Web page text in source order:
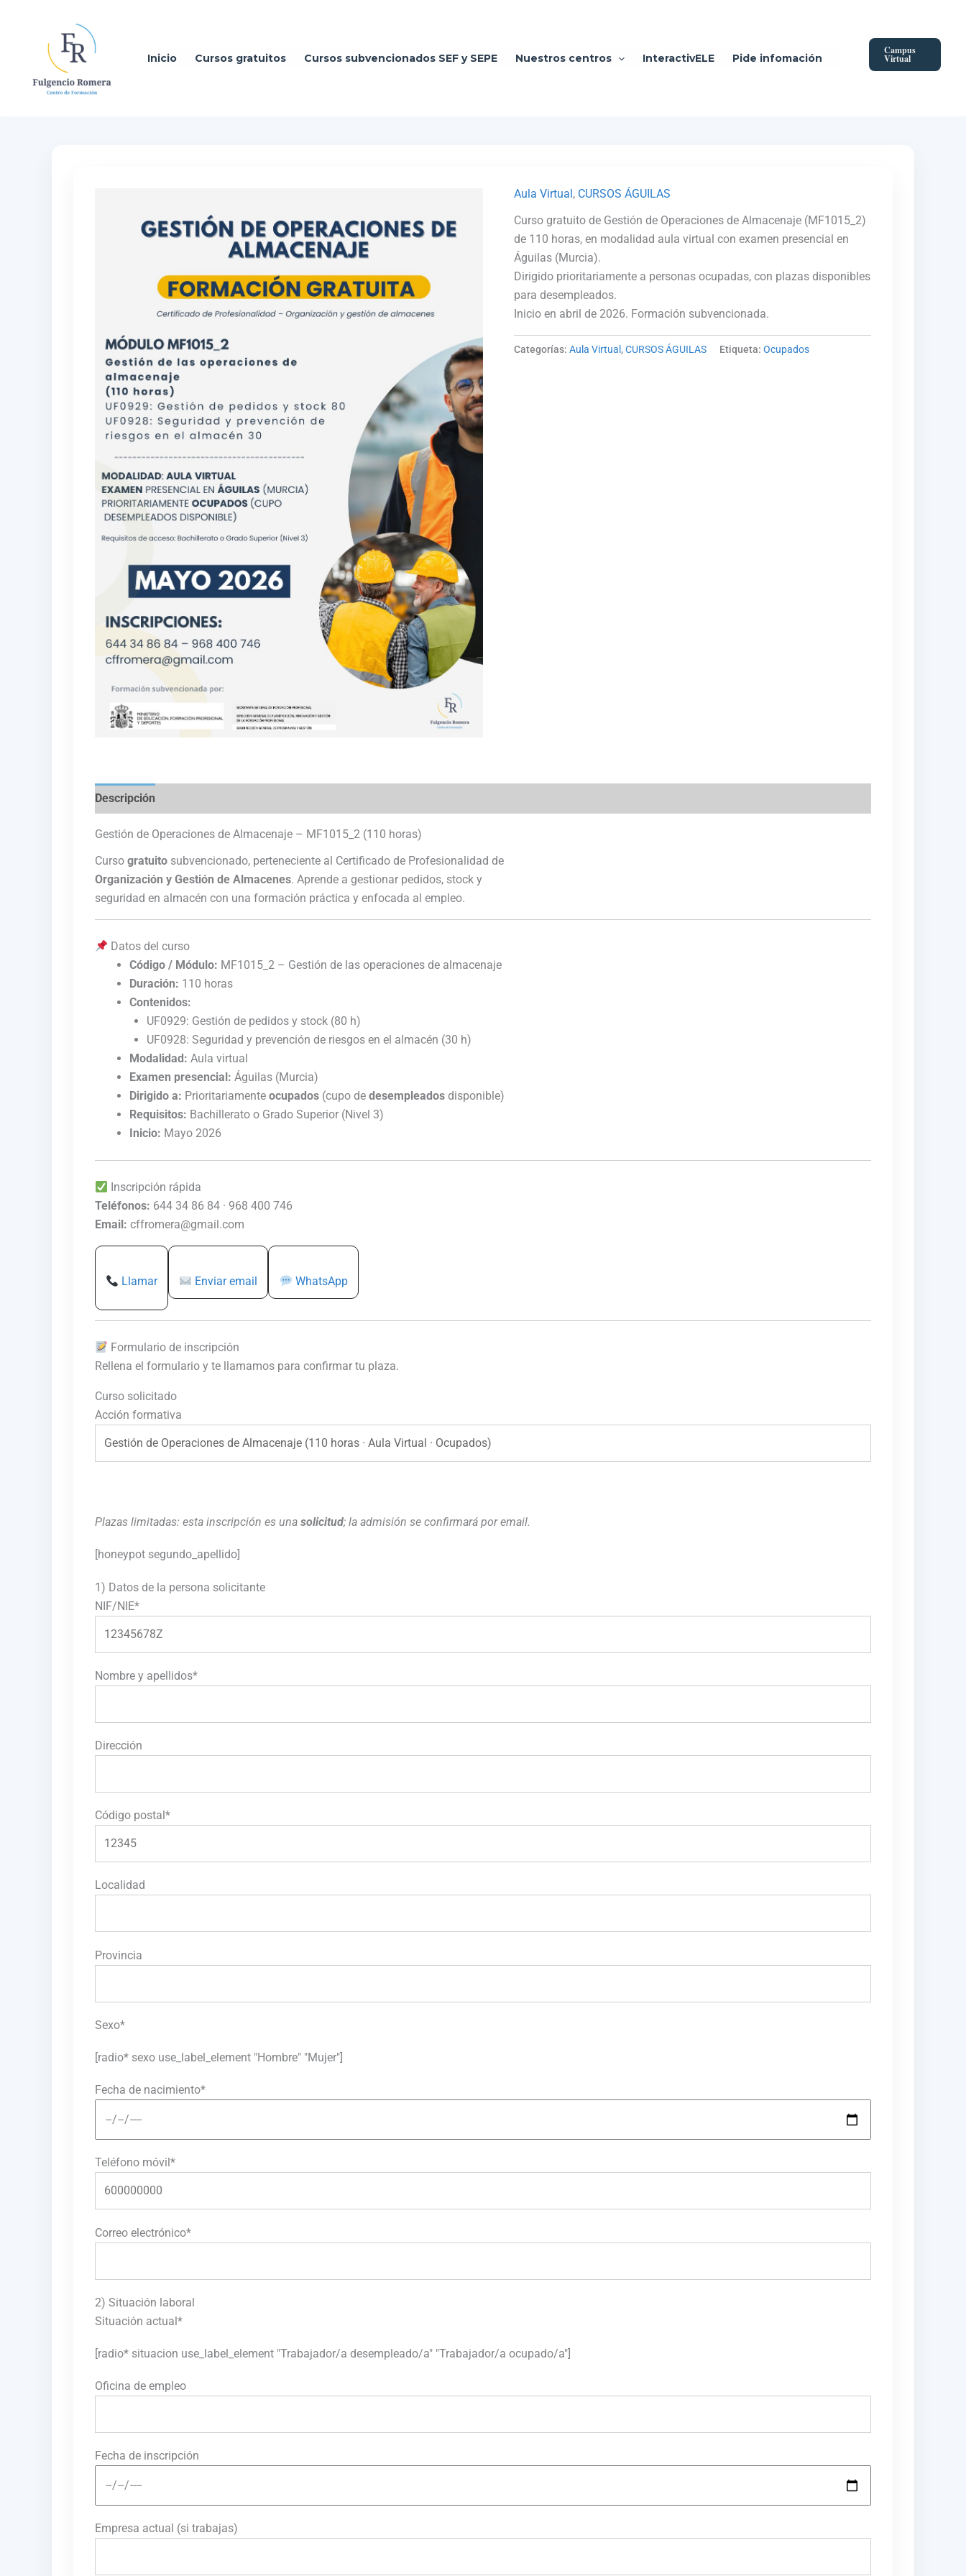
contenido
Inicio Cursos gratuitos Cursos subvencionados SEF y SEPE Nuestros centros InteractivELE Pide infomación
Campus
Virtual
Aula Virtual, CURSOS ÁGUILAS
Curso gratuito de Gestión de Operaciones de Almacenaje (MF1015_2)
de 110 horas, en modalidad aula virtual con examen presencial en
Águilas (Murcia).
Dirigido prioritariamente a personas ocupadas, con plazas disponibles
para desempleados.
Inicio en abril de 2026. Formación subvencionada.
Categorías:Aula Virtual ,CURSOS ÁGUILAS Etiqueta:Ocupados
Descripción
Gestión de Operaciones de Almacenaje – MF1015_2 (110 horas)
Curso gratuito subvencionado, perteneciente al Certificado de Profesionalidad de
Organización y Gestión de Almacenes. Aprende a gestionar pedidos, stock y
seguridad en almacén con una formación práctica y enfocada al empleo.
Datos del curso
Código / Módulo: MF1015_2 – Gestión de las operaciones de almacenaje
Duración: 110 horas
Contenidos:
UF0929: Gestión de pedidos y stock (80 h)
UF0928: Seguridad y prevención de riesgos en el almacén (30 h)
Modalidad: Aula virtual
Examen presencial: Águilas (Murcia)
Dirigido a: Prioritariamente ocupados (cupo de desempleados disponible)
Requisitos: Bachillerato o Grado Superior (Nivel 3)
Inicio: Mayo 2026
Inscripción rápida
Teléfonos: 644 34 86 84 · 968 400 746
Email: cffromera@gmail.com
Llamar Enviar email WhatsApp
Formulario de inscripción
Rellena el formulario y te llamamos para confirmar tu plaza.
Curso solicitado
Acción formativa
Plazas limitadas: esta inscripción es una solicitud; la admisión se confirmará por email.
[honeypot segundo_apellido]
1) Datos de la persona solicitante
NIF/NIE*
Nombre y apellidos*
Dirección
Código postal*
Localidad
Provincia
Sexo*
[radio* sexo use_label_element "Hombre" "Mujer"]
Fecha de nacimiento*
Teléfono móvil*
Correo electrónico*
2) Situación laboral
Situación actual*
[radio* situacion use_label_element "Trabajador/a desempleado/a" "Trabajador/a ocupado/a"]
Oficina de empleo
Fecha de inscripción
Empresa actual (si trabajas)